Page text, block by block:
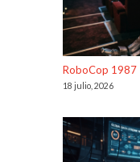
RoboCop 1987
18 julio, 2026